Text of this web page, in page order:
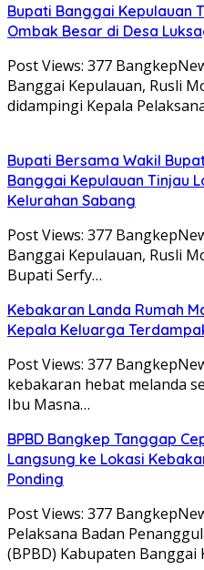
Bupati Banggai Kepulauan
Ombak Besar di Desa
Post Views: 377
Banggai Kepulauan, Rusli
didampingi Kepala
Bupati Bersama Wakil
Banggai Kepulauan Tinjau
Kelurahan Sabang
Post Views: 377
Banggai Kepulauan, Rusli
Bupati Serfy…
Kebakaran Landa Rumah
Kepala Keluarga
Post Views: 377
kebakaran hebat melanda
Ibu Masna…
BPBD Bangkep Tanggap
Langsung ke Lokasi
Ponding
Post Views: 377
Pelaksana Badan
(BPBD) Kabupaten Banggai